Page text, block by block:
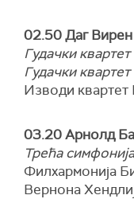
02.50 Даг Вирен
Гудачки
Гудачки
Изводи квартет
03.20 Арнолд
Трећа симфонија
Филхармонија
Вернона